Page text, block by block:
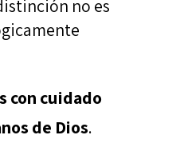
no es
con cuidado
de Dios.